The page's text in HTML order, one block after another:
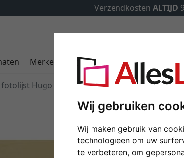
Wij gebruiken
Wij maken gebruik van
technologieën om uw
te verbeteren, om
Verzendkosten ALTIJD
Merken Lijsten op maat Passe-
fotolijst Hugo met passe-partout